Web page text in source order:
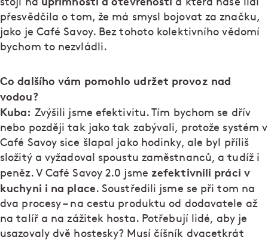
stojí na
a která naše lidi
přesvědčila o tom, že má smysl bojovat za značku,
jako je Café Savoy. Bez tohoto kolektivního vědomí
bychom to nezvládli.
Co dalšího vám pomohlo udržet provoz nad
vodou?
Kuba: Zvýšili jsme efektivitu. Tím bychom se dřív
nebo později tak jako tak zabývali, protože systém v
Café Savoy sice šlapal jako hodinky, ale byl příliš
složitý a vyžadoval spoustu zaměstnanců, a tudíž i
peněz. V Café Savoy 2.0 jsme zefektivnili práci v
kuchyni i na place. Soustředili jsme se při tom na
dva procesy – na cestu produktu od dodavatele až
na talíř a na zážitek hosta. Potřebují lidé, aby je
usazovaly dvě hostesky? Musí číšník dvacetkrát